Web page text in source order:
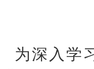
为深入学